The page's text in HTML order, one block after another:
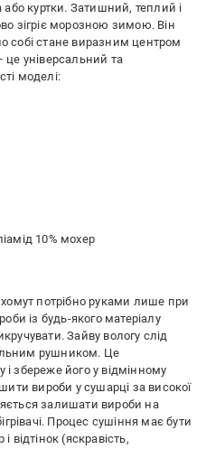
куртки. Затишний, теплий і
зігріє морозною зимою. Він
собі стане виразним центром
універсальний та
моделі:
10% мохер
потрібно руками лише при
із будь-якого матеріалу
Зайву вологу слід
рушником. Це
збереже його у відмінному
вироби у сушарці за високої
залишати вироби на
Процес сушіння має бути
відтінок (яскравість,